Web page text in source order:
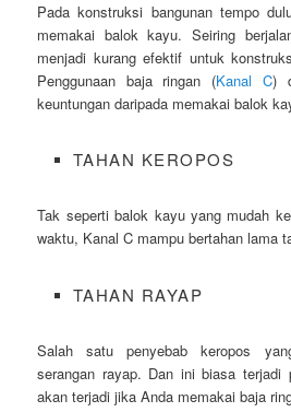
Pada konstruksi bangunan tempo
memakai balok kayu. Seiring
menjadi kurang efektif untuk
Penggunaan baja ringan (Kanal C)
keuntungan daripada memakai balok
TAHAN KEROPOS
Tak seperti balok kayu yang mudah
waktu, Kanal C mampu bertahan lama
TAHAN RAYAP
Salah satu penyebab keropos
serangan rayap. Dan ini biasa
akan terjadi jika Anda memakai baja